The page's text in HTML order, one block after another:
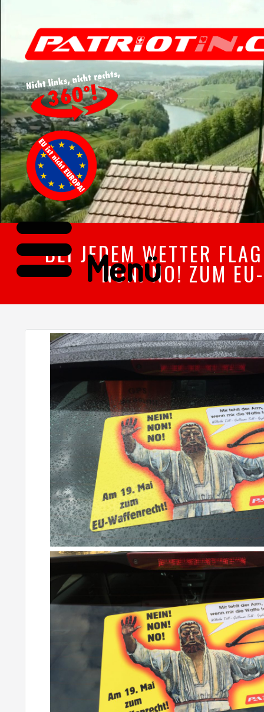
BEI JEDEM WETTER
NON! NO! ZUM
Menü